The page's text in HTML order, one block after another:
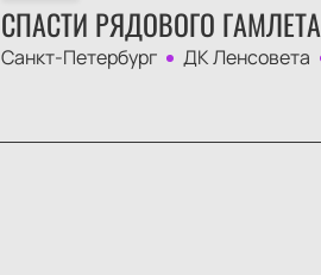
СПАСТИ РЯДОВОГО ГАМЛЕТА
Санкт-Петербург ДК Ленсовета